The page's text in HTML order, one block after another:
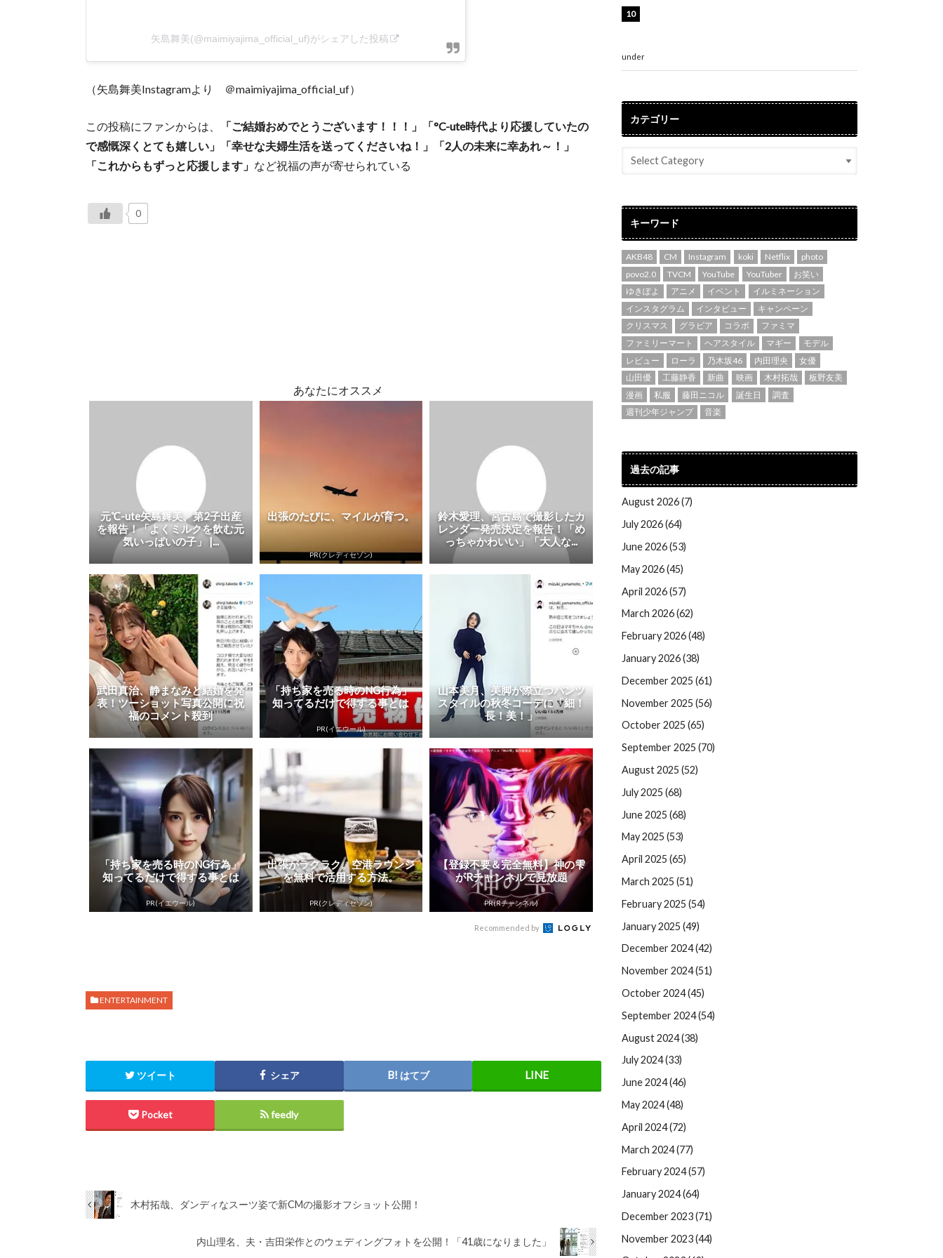
矢島舞美(@maimiyajima_official_uf)がシェアした投稿
（矢島舞美Instagramより ＠maimiyajima_official_uf）
この投稿にファンからは、
「ご結婚おめでとうございます！！！」「°C-ute時代より応援していたの
で感慨深くとても嬉しい」「幸せな夫婦生活を送ってくださいね！」「2人の未来に幸あれ～！」
「これからもずっと応援します」 など祝福の声が寄せられている
0
あなたにオススメ
元℃-ute矢島舞美、第2子出産
を報告！「よくミルクを飲む元
気いっぱいの子」 |...
出張のたびに、マイルが育つ。
PR(クレディセゾン)
鈴木愛理、宮古島で撮影したカ
レンダー発売決定を報告！「め
っちゃかわいい」「大人な...
武田真治、静まなみと結婚を発
表！ツーショット写真公開に祝
福のコメント殺到
「持ち家を売る時のNG行為」
知ってるだけで得する事とは
PR(イエウール)
山本美月、美脚が際立つパンツ
スタイルの秋冬コーデに「細！
長！美！」
「持ち家を売る時のNG行為」
知ってるだけで得する事とは
PR(イエウール)
出張がラクラク。空港ラウンジ
を無料で活用する方法。
PR(クレディセゾン)
【登録不要＆完全無料】神の雫
がRチャンネルで見放題
PR(Rチャンネル)
Recommended by
ENTERTAINMENT
ツイート シェア はてブ
Pocket feedly
木村拓哉、ダンディなスーツ姿で新CMの撮影オフショット公開！
内山理名、夫・吉田栄作とのウェディングフォトを公開！「41歳になりました」
under
カテゴリー
キーワード
AKB48 CM Instagram koki Netflix
photo
povo2.0
TVCM YouTube YouTuber
お笑い
ゆきぽよ
アニメ イベント
イルミネーション
インスタグラム
インタビュー
キャンペーン
クリスマス
グラビア コラボ
ファミマ
ファミリーマート
ヘアスタイル マギー
モデル
レビュー
ローラ 乃木坂46 内田理央
女優
山田優
工藤静香 新曲 映画 木村拓哉
板野友美
漫画
私服 藤田ニコル 誕生日
調査
週刊少年ジャンプ
音楽
過去の記事
August 2026 (7)
July 2026 (64)
June 2026 (53)
May 2026 (45)
April 2026 (57)
March 2026 (62)
February 2026 (48)
January 2026 (38)
December 2025 (61)
November 2025 (56)
October 2025 (65)
September 2025 (70)
August 2025 (52)
July 2025 (68)
June 2025 (68)
May 2025 (53)
April 2025 (65)
March 2025 (51)
February 2025 (54)
January 2025 (49)
December 2024 (42)
November 2024 (51)
October 2024 (45)
September 2024 (54)
August 2024 (38)
July 2024 (33)
June 2024 (46)
May 2024 (48)
April 2024 (72)
March 2024 (77)
February 2024 (57)
January 2024 (64)
December 2023 (71)
November 2023 (44)